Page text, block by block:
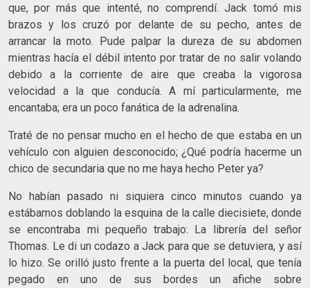
que, por más que intenté, no comprendí. Jack tomó mis
brazos y los cruzó por delante de su pecho, antes de
arrancar la moto. Pude palpar la dureza de su abdomen
mientras hacía el débil intento por tratar de no salir volando
debido a la corriente de aire que creaba la vigorosa
velocidad a la que conducía. A mí particularmente, me
encantaba; era un poco fanática de la adrenalina.
Traté de no pensar mucho en el hecho de que estaba en un
vehículo con alguien desconocido; ¿Qué podría hacerme un
chico de secundaria que no me haya hecho Peter ya?
No habían pasado ni siquiera cinco minutos cuando ya
estábamos doblando la esquina de la calle diecisiete, donde
se encontraba mi pequeño trabajo: La librería del señor
Thomas. Le di un codazo a Jack para que se detuviera, y así
lo hizo. Se orilló justo frente a la puerta del local, que tenía
pegado en uno de sus bordes un afiche sobre